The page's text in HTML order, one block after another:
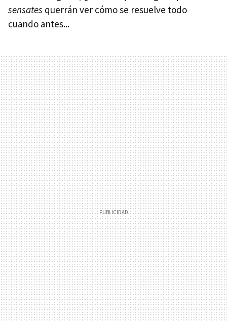
sensates querrán ver cómo se resuelve todo
cuando antes...